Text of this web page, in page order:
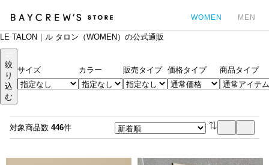
WOMEN MEN
LE TALON｜ル タロン（WOMEN）の公式通販
絞
り
込
む
サイズ カラー 販売タイプ 価格タイプ 商品タイプ
対象商品数 446件